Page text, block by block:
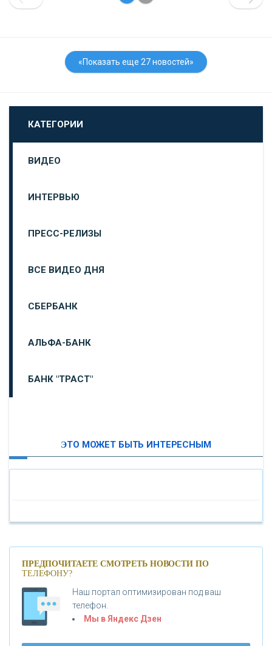
«Показать еще 27 новостей»
КАТЕГОРИИ
ВИДЕО
ИНТЕРВЬЮ
ПРЕСС-РЕЛИЗЫ
ВСЕ ВИДЕО ДНЯ
СБЕРБАНК
АЛЬФА-БАНК
БАНК "ТРАСТ"
«БАНК САНКТ-ПЕТЕРБУРГ»
«ПРОМСВЯЗЬБАНК»
«НОВИКОМБАНК»
ЭТО МОЖЕТ БЫТЬ ИНТЕРЕСНЫМ
ПРЕДПОЧИТАЕТЕ СМОТРЕТЬ НОВОСТИ ПО
ТЕЛЕФОНУ?
Наш портал оптимизирован под ваш
телефон.
Мы в Яндекс Дзен